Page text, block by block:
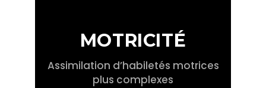
MOTRICITÉ
Assimilation d’habiletés motrices
plus complexes